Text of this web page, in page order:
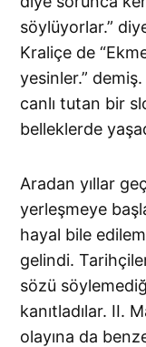
söylüyorlar.”
Kraliçe de
yesinler.”
canlı tutan bir
belleklerde
Aradan yıllar
yerleşmeye
hayal bile
gelindi.
sözü
kanıtladılar. II.
olayına da